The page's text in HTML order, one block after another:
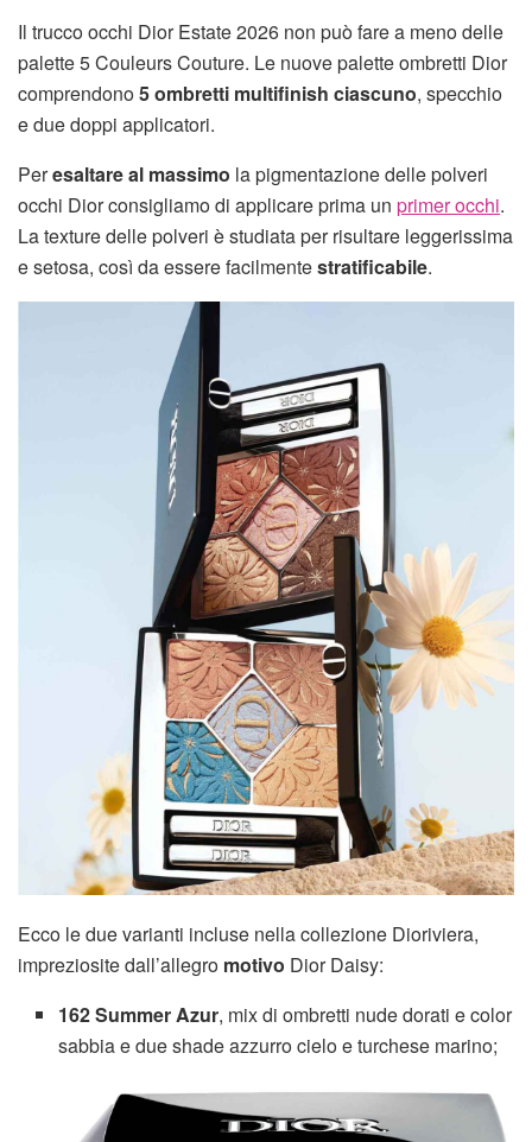
Il trucco occhi Dior Estate 2026 non può fare a meno delle
palette 5 Couleurs Couture. Le nuove palette ombretti Dior
comprendono5 ombretti multifinish ciascuno, specchio
e due doppi applicatori.
Peresaltare al massimo la pigmentazione delle polveri
occhi Dior consigliamo di applicare prima un primer occhi.
La texture delle polveri è studiata per risultare leggerissima
e setosa, così da essere facilmentestratificabile.
Ecco le due varianti incluse nella collezione Dioriviera,
impreziosite dall’allegro motivo Dior Daisy:
162 Summer Azur, mix di ombretti nude dorati e color
sabbia e due shade azzurro cielo e turchese marino;